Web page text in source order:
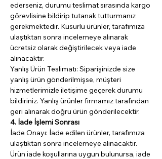
ederseniz, durumu teslimat sırasında kargo
görevlisine bildirip tutanak tutturmanız
gerekmektedir. Kusurlu ürünler, tarafımıza
ulaştıktan sonra incelemeye alınarak
ücretsiz olarak değiştirilecek veya iade
alınacaktır.
Yanlış Ürün Teslimatı: Siparişinizde size
yanlış ürün gönderilmişse, müşteri
hizmetlerimizle iletişime geçerek durumu
bildiriniz. Yanlış ürünler firmamız tarafından
geri alınarak doğru ürün gönderilecektir.
4. İade İşlemi Sonrası
İade Onayı: İade edilen ürünler, tarafımıza
ulaştıktan sonra incelemeye alınacaktır.
Ürün iade koşullarına uygun bulunursa, iade